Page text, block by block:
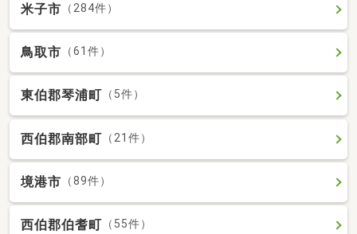
米子市 （284件）
鳥取市 （61件）
東伯郡琴浦町 （5件）
西伯郡南部町 （21件）
境港市 （89件）
西伯郡伯耆町 （55件）